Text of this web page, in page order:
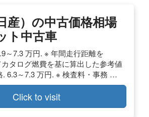
産）の中古価格相場
ト中古車
～7.3 万円. ※ 年間走行距離を
タログ燃費を基に算出した参考値
. 6.3～7.3 万円. ※ 検査料・事務 …
Click to visit